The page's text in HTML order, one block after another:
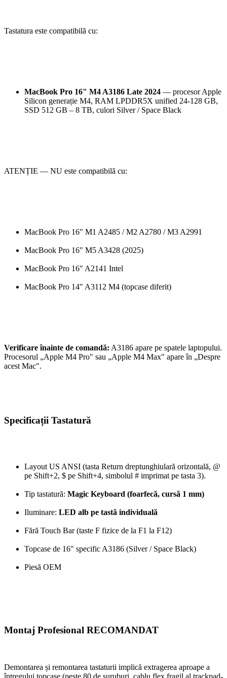
Tastatura este compatibilă cu:
MacBook Pro 16" M4 A3186 Late 2024 — procesor Apple
Silicon generație M4, RAM LPDDR5X unified 24-128 GB,
SSD 512 GB – 8 TB, culori Silver / Space Black
ATENȚIE — NU este compatibilă cu:
MacBook Pro 16" M1 A2485 / M2 A2780 / M3 A2991
MacBook Pro 16" M5 A3428 (2025)
MacBook Pro 16" A2141 Intel
MacBook Pro 14" A3112 M4 (topcase diferit)
Verificare înainte de comandă: A3186 apare pe spatele laptopului.
Procesorul „Apple M4 Pro" sau „Apple M4 Max" apare în „Despre
acest Mac".
Specificații Tastatură
Layout US ANSI (tasta Return dreptunghiulară orizontală, @
pe Shift+2, $ pe Shift+4, simbolul # imprimat pe tasta 3).
Tip tastatură: Magic Keyboard (foarfecă, cursă 1 mm)
Iluminare: LED alb pe tastă individuală
Fără Touch Bar (taste F fizice de la F1 la F12)
Topcase de 16" specific A3186 (Silver / Space Black)
Piesă OEM
Montaj Profesional RECOMANDAT
Demontarea și remontarea tastaturii implică extragerea aproape a
întregului topcase (peste 80 de șuruburi, cablu flex fragil al trackpad-